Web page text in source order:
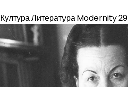
КултураЛитератураModernity